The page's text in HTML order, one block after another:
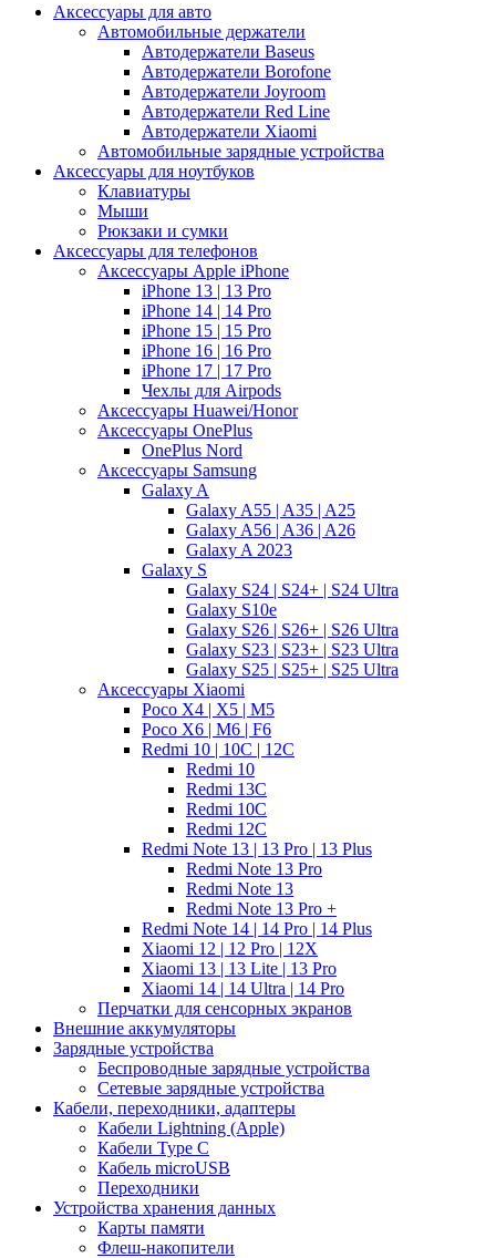
Аксессуары для авто
Автомобильные держатели
Автодержатели Baseus
Автодержатели Borofone
Автодержатели Joyroom
Автодержатели Red Line
Автодержатели Xiaomi
Автомобильные зарядные устройства
Аксессуары для ноутбуков
Клавиатуры
Мыши
Рюкзаки и сумки
Аксессуары для телефонов
Аксессуары Apple iPhone
iPhone 13 | 13 Pro
iPhone 14 | 14 Pro
iPhone 15 | 15 Pro
iPhone 16 | 16 Pro
iPhone 17 | 17 Pro
Чехлы для Airpods
Аксессуары Huawei/Honor
Аксессуары OnePlus
OnePlus Nord
Аксессуары Samsung
Galaxy A
Galaxy A55 | A35 | A25
Galaxy A56 | A36 | A26
Galaxy A 2023
Galaxy S
Galaxy S24 | S24+ | S24 Ultra
Galaxy S10e
Galaxy S26 | S26+ | S26 Ultra
Galaxy S23 | S23+ | S23 Ultra
Galaxy S25 | S25+ | S25 Ultra
Аксессуары Xiaomi
Poco X4 | X5 | M5
Poco X6 | M6 | F6
Redmi 10 | 10C | 12C
Redmi 10
Redmi 13C
Redmi 10C
Redmi 12C
Redmi Note 13 | 13 Pro | 13 Plus
Redmi Note 13 Pro
Redmi Note 13
Redmi Note 13 Pro +
Redmi Note 14 | 14 Pro | 14 Plus
Xiaomi 12 | 12 Pro | 12X
Xiaomi 13 | 13 Lite | 13 Pro
Xiaomi 14 | 14 Ultra | 14 Pro
Перчатки для сенсорных экранов
Внешние аккумуляторы
Зарядные устройства
Беспроводные зарядные устройства
Сетевые зарядные устройства
Кабели, переходники, адаптеры
Кабели Lightning (Apple)
Кабели Type C
Кабель microUSB
Переходники
Устройства хранения данных
Карты памяти
Флеш-накопители